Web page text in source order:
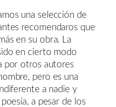
una selección de
recomendaros que
en su obra. La
en cierto modo
por otros autores
pero es una
a nadie y
a pesar de los